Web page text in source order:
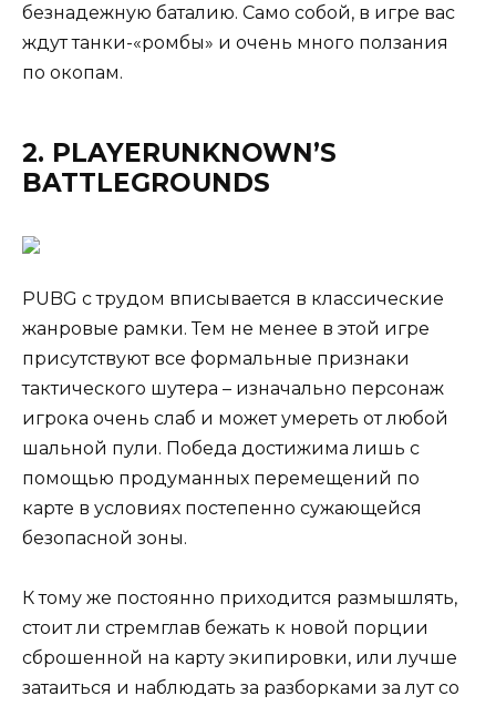
безнадежную баталию. Само собой, в игре вас
ждут танки-«ромбы» и очень много ползания
по окопам.
2. PLAYERUNKNOWN’S
BATTLEGROUNDS
PUBG с трудом вписывается в классические
жанровые рамки. Тем не менее в этой игре
присутствуют все формальные признаки
тактического шутера – изначально персонаж
игрока очень слаб и может умереть от любой
шальной пули. Победа достижима лишь с
помощью продуманных перемещений по
карте в условиях постепенно сужающейся
безопасной зоны.
К тому же постоянно приходится размышлять,
стоит ли стремглав бежать к новой порции
сброшенной на карту экипировки, или лучше
затаиться и наблюдать за разборками за лут со